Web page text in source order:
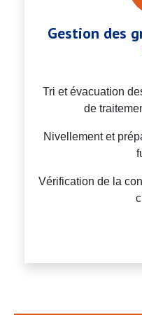
Gestion des
Tri et évacuation
de
Nivellement et
Vérification de la